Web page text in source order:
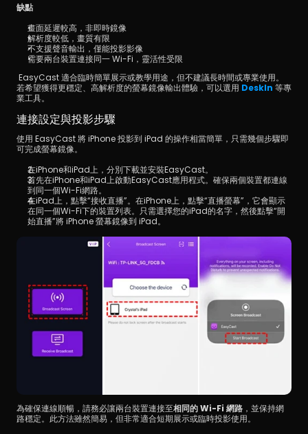
缺點
畫面延遲較高，非即時鏡像
解析度較低，畫質有限
不支援聲音輸出，僅能投影影像
需要兩台裝置連接同一 Wi-Fi，靈活性受限
若希望獲得更穩定、高解析度的螢幕鏡像輸出體驗，可以選用 DeskIn 等專
業工具。
連接設定與投影步驟
使用 EasyCast 將 iPhone 投影到 iPad 的操作相當簡單，只需幾個步驟即
可完成螢幕鏡像。
在iPhone和iPad上，分別下載並安裝EasyCast。
首先在iPhone和iPad上啟動EasyCast應用程式。確保兩個裝置都連線
到同一個Wi-Fi網路。
在iPad上，點擊“接收直播”。在iPhone上，點擊“直播螢幕”，它會顯示
在同一個Wi-Fi下的裝置列表。只需選擇您的iPad的名字，然後點擊“開
始直播”將 iPhone 螢幕鏡像到 iPad。
為確保連線順暢，請務必讓兩台裝置連接至相同的 Wi-Fi 網路 ，並保持網
路穩定。此方法雖然簡易，但非常適合短期展示或臨時投影使用。